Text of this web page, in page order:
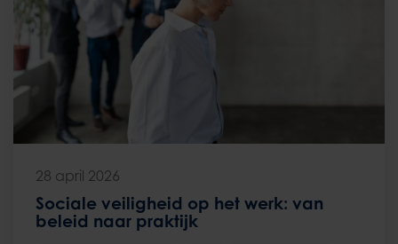
28 april 2026
Sociale veiligheid op het werk: van
beleid naar praktijk